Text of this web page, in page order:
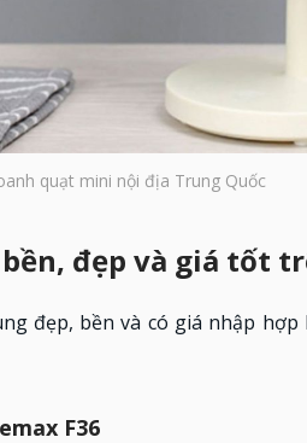
quạt mini nội địa Trung Quốc
đẹp và giá tốt
đẹp, bền và có giá nhập hợp
F36